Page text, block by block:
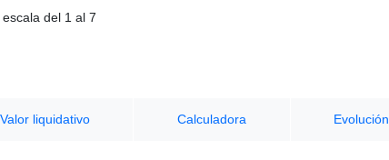
del 1 al 7
Valor liquidativo Calculadora Evolución